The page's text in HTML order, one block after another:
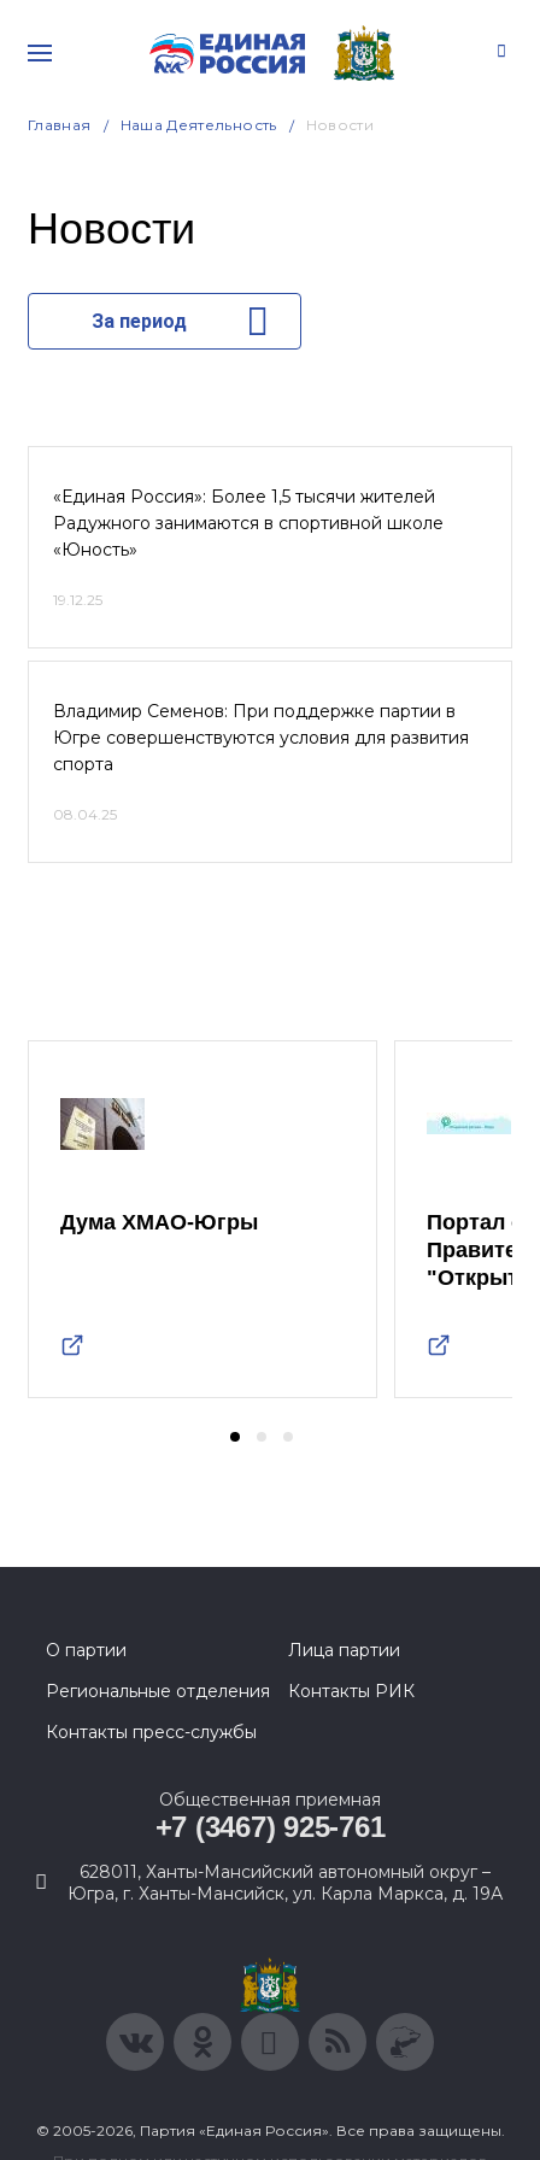
Главная Наша Деятельность Новости
Новости
За период
«Единая Россия»: Более 1,5 тысячи жителей
Радужного занимаются в спортивной школе
«Юность»
19.12.25
Владимир Семенов: При поддержке партии в
Югре совершенствуются условия для развития
спорта
08.04.25
Дума ХМАО-Югры
Портал
О партии
Лица партии
Региональные отделения
Контакты РИК
Контакты пресс-службы
Общественная приемная
+7 (3467) 925-761
628011, Ханты-Мансийский автономный округ –
Югра, г. Ханты-Мансийск, ул. Карла Маркса, д. 19А
© 2005-2026, Партия «Единая Россия». Все права защищены.